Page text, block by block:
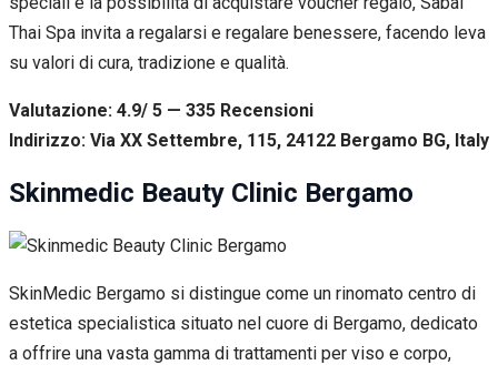
Thai Spa invita a regalarsi e regalare benessere, facendo leva
su valori di cura, tradizione e qualità.
Valutazione: 4.9/ 5 — 335 Recensioni
Indirizzo: Via XX Settembre, 115, 24122 Bergamo BG, Italy
Skinmedic Beauty Clinic Bergamo
SkinMedic Bergamo si distingue come un rinomato centro di
estetica specialistica situato nel cuore di Bergamo, dedicato
a offrire una vasta gamma di trattamenti per viso e corpo,